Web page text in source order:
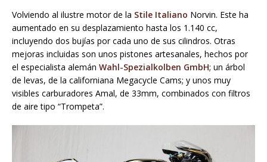
Volviendo al ilustre motor de la Stile Italiano Norvin. Este ha
aumentado en su desplazamiento hasta los 1.140 cc,
incluyendo dos bujías por cada uno de sus cilindros. Otras
mejoras incluidas son unos pistones artesanales, hechos por
el especialista alemán Wahl-Spezialkolben GmbH; un árbol
de levas, de la californiana Megacycle Cams; y unos muy
visibles carburadores Amal, de 33mm, combinados con filtros
de aire tipo “Trompeta”.